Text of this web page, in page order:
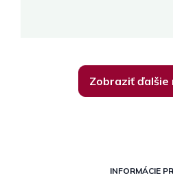
Zobraziť ďalšie
INFORMÁCIE